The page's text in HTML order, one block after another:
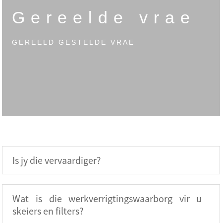
Gereelde vrae
GEREELD GESTELDE VRAE
Is jy die vervaardiger?
Wat is die werkverrigtingswaarborg vir u
skeiers en filters?